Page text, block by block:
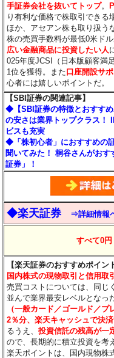
手証券会社を抜いてトップ。
り有利な価格で株取引できる
ほか、アセアン株も取り扱う
株の売買手数料が最低0米ド
広い金融商品に投資したい人
025年度JCSI（日本版顧客満
1位を獲得。また口座開設サ
心者には嬉しいポイントだ。
【SBI証券の関連記事】
◆【SBI証券の特徴とおすす
の安さは業界トップクラス！
ビスも充実
◆「株初心者」におすすめの
聞いてみた！ 桐谷さんがお
証券」！
◆楽天証券 ⇒詳細情報
すべて0円
【楽天証券のおすすめポイン
国内株式の現物取引と信用取
売買コストについては、同じ
並んで業界最安レベルとなっ
（一般カード／ゴールド／
2％分、楽天キャッシュで決
るうえ、投資信託の残高が一
ので、長期的に積立投資を考
楽天ポイントは、国内現物株